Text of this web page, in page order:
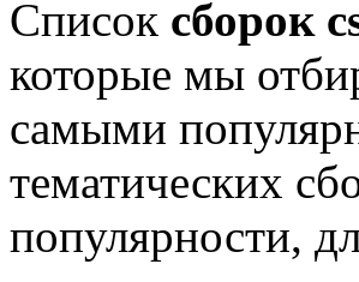
Список сборок
которые мы
самыми
тематических
популярности,